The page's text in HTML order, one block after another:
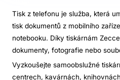
Tisk z telefonu je služba, která
tisk dokumentů z mobilního
notebooku. Díky tiskárnám
dokumenty, fotografie nebo
Vyzkoušejte samoobslužné
centrech, kavárnách,